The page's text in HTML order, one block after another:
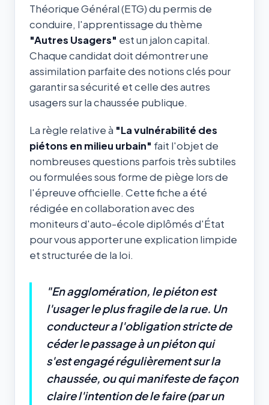
Théorique Général (ETG) du permis de
conduire, l'apprentissage du thème
"Autres Usagers" est un jalon capital.
Chaque candidat doit démontrer une
assimilation parfaite des notions clés pour
garantir sa sécurité et celle des autres
usagers sur la chaussée publique.
La règle relative à "La vulnérabilité des
piétons en milieu urbain" fait l'objet de
nombreuses questions parfois très subtiles
ou formulées sous forme de piège lors de
l'épreuve officielle. Cette fiche a été
rédigée en collaboration avec des
moniteurs d'auto-école diplômés d'État
pour vous apporter une explication limpide
et structurée de la loi.
"En agglomération, le piéton est
l'usager le plus fragile de la rue. Un
conducteur a l'obligation stricte de
céder le passage à un piéton qui
s'est engagé régulièrement sur la
chaussée, ou qui manifeste de façon
claire l'intention de le faire (par un